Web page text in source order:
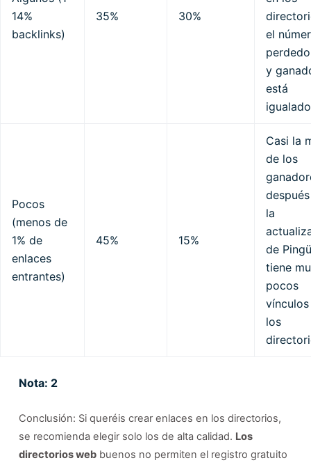
14%
backlinks)
35% 30%
el
y
está
igualado
Pocos
(menos de
1% de
enlaces
entrantes)
45% 15%
Casi la
de los
la
de
tiene
pocos
vínculos
los
Nota: 2
Conclusión: Si queréis crear enlaces en los directorios,
se recomienda elegir solo los de alta calidad. Los
directorios webbuenos no permiten el registro gratuito